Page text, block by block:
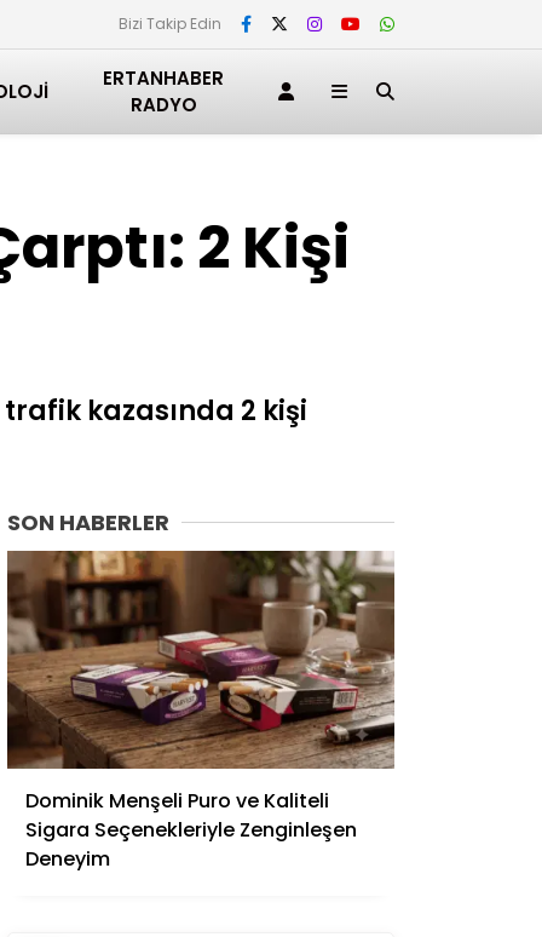
Bizi Takip Edin
ERTANHABER
RADYO
2 Kişi
kazasında 2 kişi
SON HABERLER
Dominik Menşeli Puro ve Kaliteli
Sigara Seçenekleriyle Zenginleşen
Deneyim
Adana
Adıyaman
Afyonkarahisar